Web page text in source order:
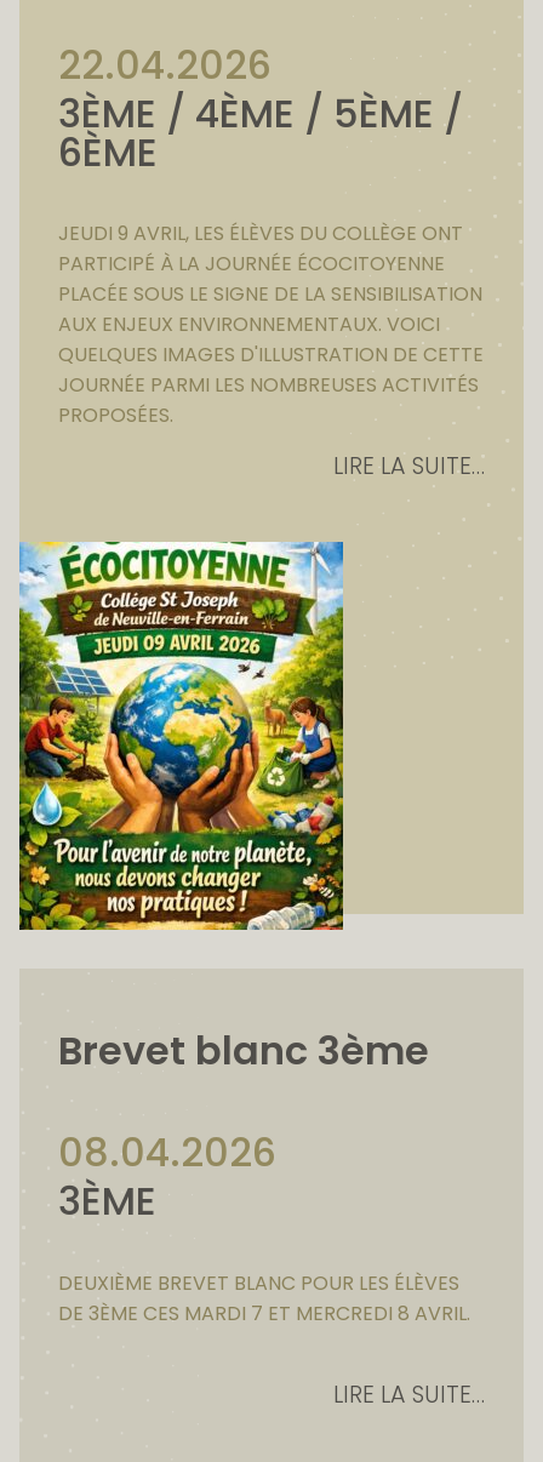
22.04.2026
3ÈME / 4ÈME / 5ÈME /
6ÈME
JEUDI 9 AVRIL, LES ÉLÈVES DU COLLÈGE ONT
PARTICIPÉ À LA JOURNÉE ÉCOCITOYENNE
PLACÉE SOUS LE SIGNE DE LA SENSIBILISATION
AUX ENJEUX ENVIRONNEMENTAUX. VOICI
QUELQUES IMAGES D'ILLUSTRATION DE CETTE
JOURNÉE PARMI LES NOMBREUSES ACTIVITÉS
PROPOSÉES.
LIRE LA SUITE…
Brevet blanc 3ème
08.04.2026
3ÈME
DEUXIÈME BREVET BLANC POUR LES ÉLÈVES
DE 3ÈME CES MARDI 7 ET MERCREDI 8 AVRIL.
LIRE LA SUITE…